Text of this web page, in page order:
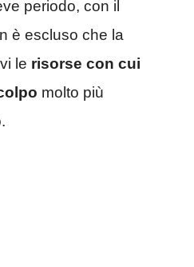
periodo, con il
è escluso che la
le risorse con cui
molto più